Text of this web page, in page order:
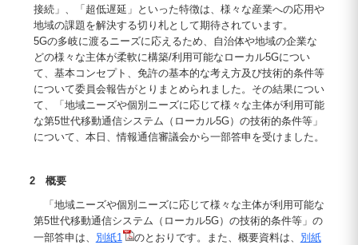
接続」、「超低遅延」といった特徴は、様々な産業への応用や
地域の課題を解決する切り札として期待されています。
5Gの多岐に渡るニーズに応えるため、自治体や地域の企業な
どの様々な主体が柔軟に構築/利用可能なローカル5Gについ
て、基本コンセプト、免許の基本的な考え方及び技術的条件等
について委員会報告がとりまとめられました。その結果につい
て、「地域ニーズや個別ニーズに応じて様々な主体が利用可能
な第5世代移動通信システム（ローカル5G）の技術的条件等」
について、本日、情報通信審議会から一部答申を受けました。
2 概要
「地域ニーズや個別ニーズに応じて様々な主体が利用可能な
第5世代移動通信システム（ローカル5G）の技術的条件等」の
一部答申は、 別紙1 のとおりです。また、概要資料は、 別紙